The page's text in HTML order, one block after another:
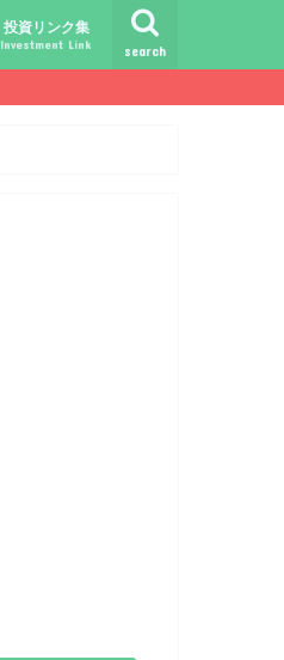
search
投資リンク集
Investment Link